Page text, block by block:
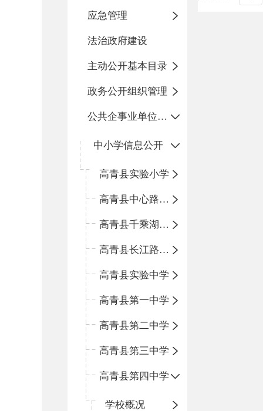
应急管理
法治政府建设
主动公开基本目录
政务公开组织管理
公共企事业单位信息公开
中小学信息公开
高青县实验小学
高青县中心路小学
高青县千乘湖小学
高青县长江路小学
高青县实验中学
高青县第一中学
高青县第二中学
高青县第三中学
高青县第四中学
学校概况